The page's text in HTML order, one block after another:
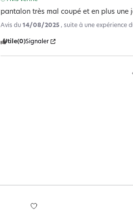
pantalon très mal coupé et en plus une
Avis du14/08/2025 , suite à une expérience
Utile(0)Signaler